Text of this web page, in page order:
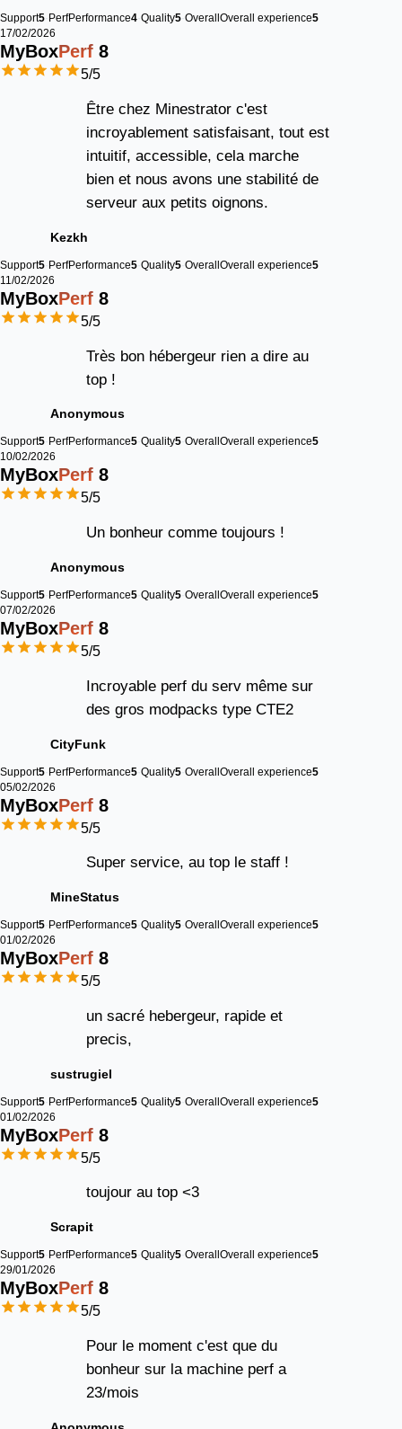
Support5 PerfPerformance4 Quality5 Overall Overall experience5
17/02/2026
MyBoxPerf 8
5/5
Être chez Minestrator c'est
incroyablement satisfaisant, tout est
intuitif, accessible, cela marche
bien et nous avons une stabilité de
serveur aux petits oignons.
Kezkh
Support5 PerfPerformance5 Quality5 OverallOverall experience5
11/02/2026
MyBoxPerf 8
5/5
Très bon hébergeur rien a dire au
top !
Anonymous
Support5 PerfPerformance5 Quality5 Overall Overall experience5
10/02/2026
MyBoxPerf 8
5/5
Un bonheur comme toujours !
Anonymous
Support5 PerfPerformance5 Quality5 Overall Overall experience5
07/02/2026
MyBoxPerf 8
5/5
Incroyable perf du serv même sur
des gros modpacks type CTE2
CityFunk
Support5 PerfPerformance5 Quality5 OverallOverall experience5
05/02/2026
MyBoxPerf 8
5/5
Super service, au top le staff !
MineStatus
Support5 PerfPerformance5 Quality5 Overall Overall experience5
01/02/2026
MyBoxPerf 8
5/5
un sacré hebergeur, rapide et
precis,
sustrugiel
Support5 PerfPerformance5 Quality5 OverallOverall experience5
01/02/2026
MyBoxPerf 8
5/5
toujour au top <3
Scrapit
Support5 PerfPerformance5 Quality5 Overall Overall experience5
29/01/2026
MyBoxPerf 8
5/5
Pour le moment c'est que du
bonheur sur la machine perf a
23/mois